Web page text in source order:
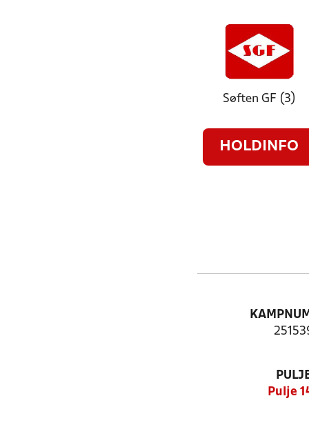
Søften GF (3)
HOLDINFO
Pulje